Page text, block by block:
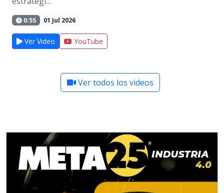
0:55 01 Jul 2026
Ver Video YouTube
Ver todos los videos